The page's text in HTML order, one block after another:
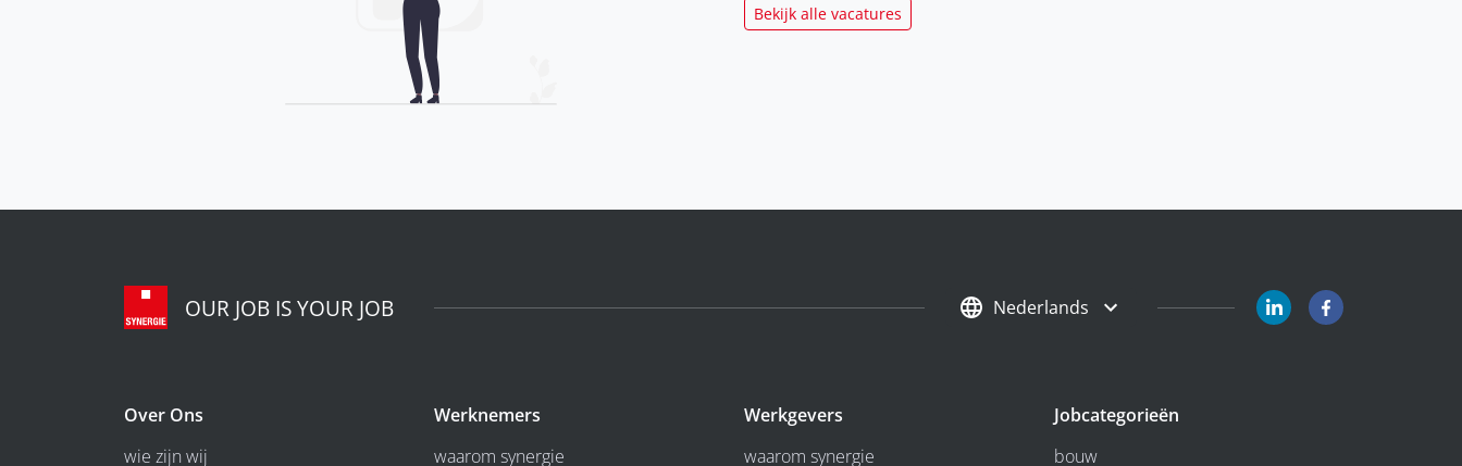
Bekijk alle vacatures
OUR JOB IS YOUR JOB Nederlands
Over Ons
wie zijn wij
Werknemers
waarom synergie
Werkgevers
waarom synergie
Jobcategorieën
bouw